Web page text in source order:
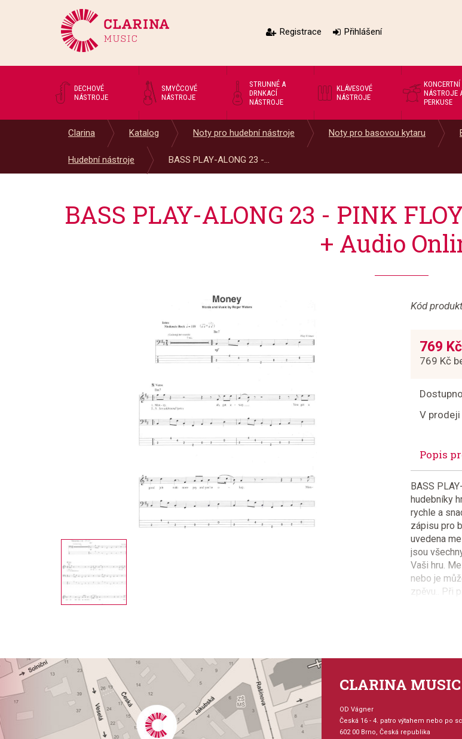
Registrace Přihlášení
DECHOVÉ
NÁSTROJE
SMYČCOVÉ
NÁSTROJE
STRUNNÉ A
DRNKACÍ
NÁSTROJE
KLÁVESOVÉ
NÁSTROJE
NÁSTROJE
PERKUSE
Clarina Katalog Noty pro hudební nástroje Noty pro basovou kytaru
Hudební nástroje BASS PLAY-ALONG 23 -...
BASS PLAY-ALONG 23 - PINK
+ Audio
Kód
769
769 Kč
V prodeji
Popis
BASS
hudebníky
rychle a
zápisu pro
uvedena
jsou
Vaši hru.
nebo je
zpěvu.. Při
případně
Série:
CLARINA MUSIC
OD Vágner
Česká 16 - 4. patro výtahem nebo po
602 00 Brno, Česká republika